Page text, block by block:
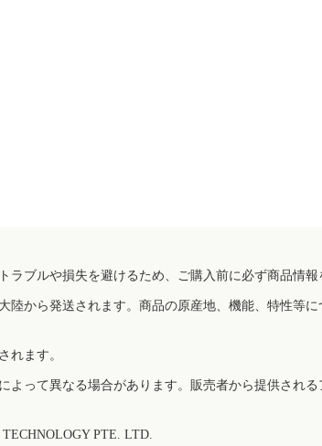
ブルや損失を避けるため、ご購入前に必ず商品情報
から発送されます。商品の原産地、機能、特性等
れます。
って異なる場合があります。販売者から提供され
PTE. LTD.